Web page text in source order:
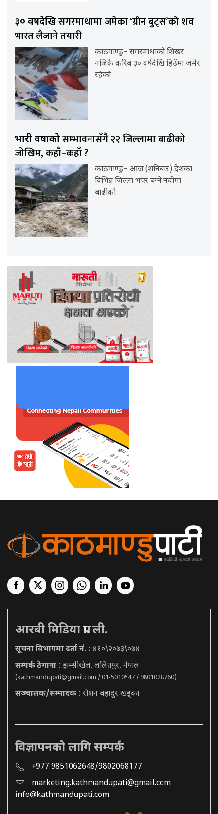
३० वर्षदेखिसगरमाथामा जमेका ‘ग्रीन बुट्स’को शव
भारत लैजाने तयारी
काठमाण्डु– सगरमाथाको शिखर
नजिकै करिब ३० वर्षदेखि हिउँमा जमेर
रहेको
भारी वर्षाकोसम्भावनासँगै २२ जिल्लामा बाढीको
जोखिम, कहाँ–कहाँ ?
काठमाण्डु– आज (शनिबार) देशका
विभिन्न जिल्ला भएर बग्ने नदीमा
बाढीको
आरबी मिडिया प्रा. ली.
सूचना विभागमा दर्ता नं. : ४१०\२०७३\०७४
सम्पर्क ठेगाना : झम्सीखेल, ललितपुर, नेपाल
(kathmandupati@gmail.com / 01-5010547 / 9801028760)
सञ्चालक/सम्पादक : रोशन बहादुर खड्का
विज्ञापनको लागि सम्पर्क
+977 9851062648/9802068177
marketing.kathmandupati@gmail.com
info@kathmandupati.com